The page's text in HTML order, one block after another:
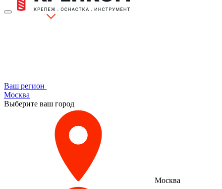
Ваш регион
Москва
Выберите ваш город
Москва